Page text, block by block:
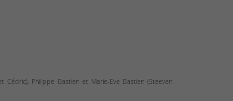
Philippe Bastien et Marie-Eve Bastien (Steeven